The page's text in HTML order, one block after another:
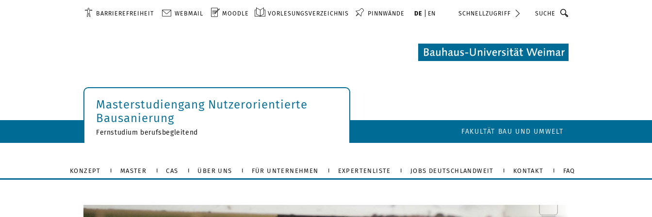
BARRIEREFREIHEIT WEBMAIL MOODLE VORLESUNGSVERZEICHNIS PINNWÄNDE DE EN SCHNELLZUGRIFF Suche
Masterstudiengang Nutzerorientierte
Bausanierung
Fernstudium berufsbegleitend FAKULTÄT BAU UND UMWELT
KONZEPT MASTER CAS ÜBER UNS FÜR UNTERNEHMEN EXPERTENLISTE JOBS DEUTSCHLANDWEIT KONTAKT FAQ